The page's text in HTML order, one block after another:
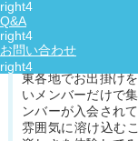
Q&A
お問い合わせ
いつもと違い休日
の趣味仲間と出会
東各地でお出掛け
いメンバーだけで
ンバーが入会され
雰囲気に溶け込む